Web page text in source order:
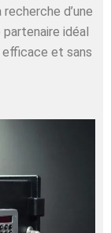
d’une
idéal
et sans